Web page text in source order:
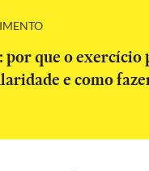
que o exercício
e como